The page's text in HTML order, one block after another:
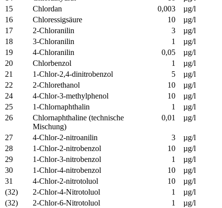
15
Chlordan 0,003
µg/l
16
Chloressigsäure 10
µg/l
17
2-Chloranilin 3
µg/l
18
3-Chloranilin 1
µg/l
19
4-Chloranilin 0,05
µg/l
20
Chlorbenzol 1
µg/l
21
1-Chlor-2,4-dinitrobenzol 5
µg/l
22
2-Chlorethanol 10
µg/l
24
4-Chlor-3-methylphenol 10
µg/l
25
1-Chlornaphthalin 1
µg/l
26
Chlornaphthaline (technische
Mischung)
0,01 µg/l
27 4-Chlor-2-nitroanilin 3
µg/l
28
1-Chlor-2-nitrobenzol 10
µg/l
29
1-Chlor-3-nitrobenzol 1
µg/l
30
1-Chlor-4-nitrobenzol 10
µg/l
31
4-Chlor-2-nitrotoluol 10
µg/l
(32)
2-Chlor-4-Nitrotoluol 1
µg/l
(32)
2-Chlor-6-Nitrotoluol 1
µg/l